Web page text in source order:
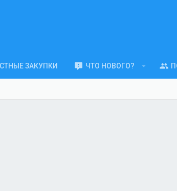
ЗАКУПКИ ЧТО НОВОГО?